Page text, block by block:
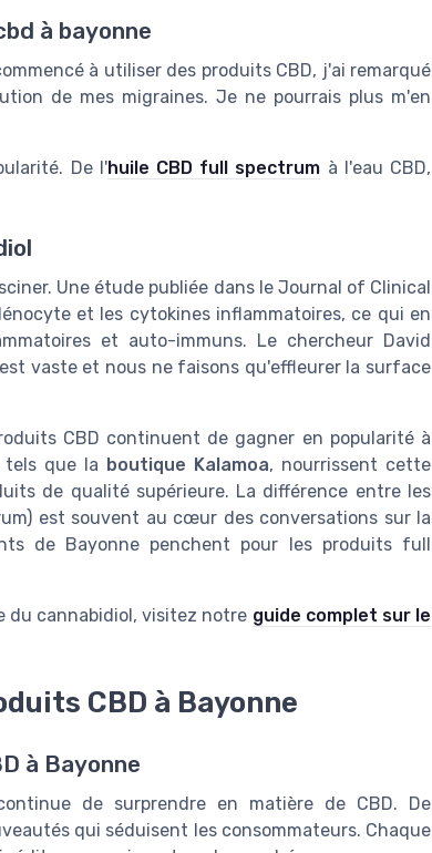
à bayonne
à utiliser des produits CBD, j'ai remarqué
de mes migraines. Je ne pourrais plus m'en
De l'huile CBD full spectrum à l'eau CBD,
Une étude publiée dans le Journal of Clinical
et les cytokines inflammatoires, ce qui en
et auto-immuns. Le chercheur David
vaste et nous ne faisons qu'effleurer la surface
CBD continuent de gagner en popularité à
tels que la boutique Kalamoa, nourrissent cette
de qualité supérieure. La différence entre les
est souvent au cœur des conversations sur la
de Bayonne penchent pour les produits full
du cannabidiol, visitez notre guide complet sur le
CBD à Bayonne
à Bayonne
de surprendre en matière de CBD. De
qui séduisent les consommateurs. Chaque